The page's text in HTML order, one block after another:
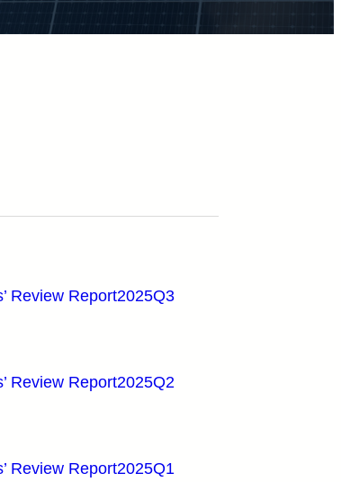
Review Report2025Q3
Review Report2025Q2
Review Report2025Q1